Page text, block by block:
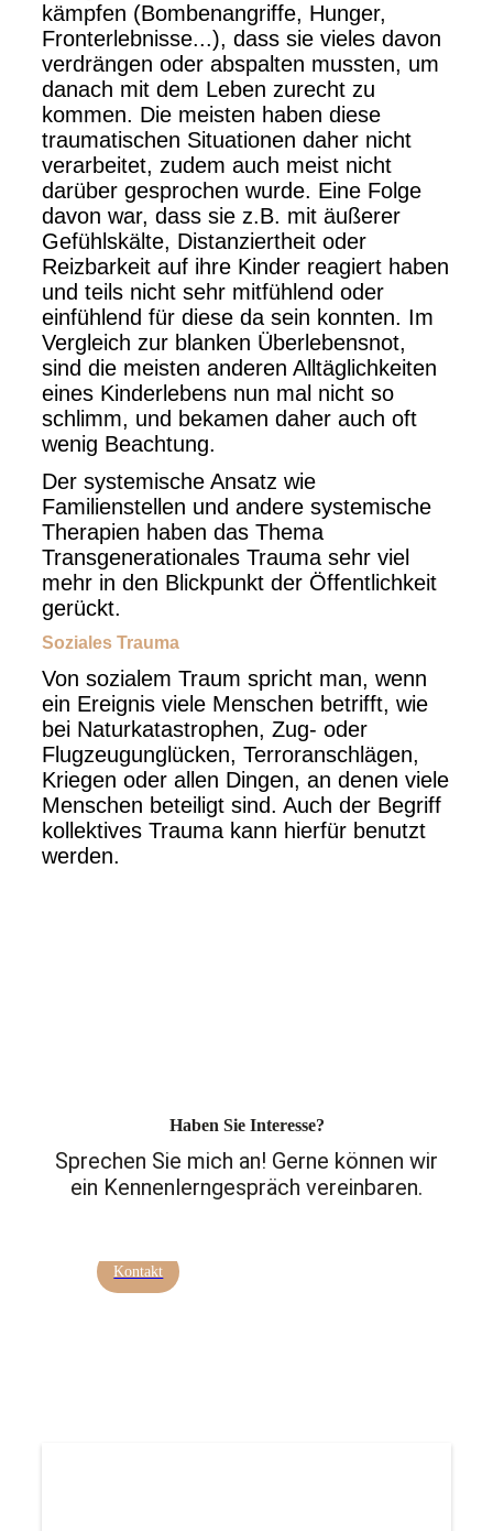
kämpfen (Bombenangriffe, Hunger,
Fronterlebnisse...), dass sie vieles davon
verdrängen oder abspalten mussten, um
danach mit dem Leben zurecht zu
kommen. Die meisten haben diese
traumatischen Situationen daher nicht
verarbeitet, zudem auch meist nicht
darüber gesprochen wurde. Eine Folge
davon war, dass sie z.B. mit äußerer
Gefühlskälte, Distanziertheit oder
Reizbarkeit auf ihre Kinder reagiert haben
und teils nicht sehr mitfühlend oder
einfühlend für diese da sein konnten. Im
Vergleich zur blanken Überlebensnot,
sind die meisten anderen Alltäglichkeiten
eines Kinderlebens nun mal nicht so
schlimm, und bekamen daher auch oft
wenig Beachtung.
Der systemische Ansatz wie
Familienstellen und andere systemische
Therapien haben das Thema
Transgenerationales Trauma sehr viel
mehr in den Blickpunkt der Öffentlichkeit
gerückt.
Soziales Trauma
Von sozialem Traum spricht man, wenn
ein Ereignis viele Menschen betrifft, wie
bei Naturkatastrophen, Zug- oder
Flugzeugunglücken, Terroranschlägen,
Kriegen oder allen Dingen, an denen viele
Menschen beteiligt sind. Auch der Begriff
kollektives Trauma kann hierfür benutzt
werden.
Haben Sie Interesse?
Sprechen Sie mich an! Gerne können wir
ein Kennenlerngespräch vereinbaren.
Kontakt